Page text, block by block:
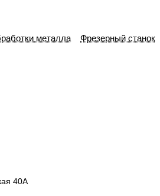
металла
Фрезерный станок
40А